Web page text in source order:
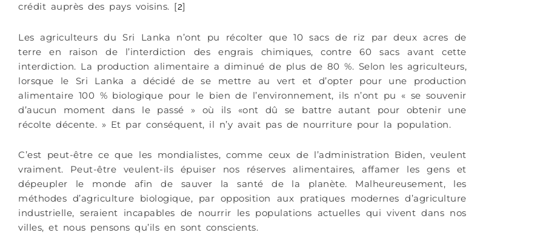
crédit auprès des pays voisins. [2]
Les agriculteurs du Sri Lanka n’ont pu récolter que 10 sacs de riz par deux acres de
terre en raison de l’interdiction des engrais chimiques, contre 60 sacs avant cette
interdiction. La production alimentaire a diminué de plus de 80 %. Selon les agriculteurs,
lorsque le Sri Lanka a décidé de se mettre au vert et d’opter pour une production
alimentaire 100 % biologique pour le bien de l’environnement, ils n’ont pu « se souvenir
d’aucun moment dans le passé » où ils «ont dû se battre autant pour obtenir une
récolte décente. » Et par conséquent, il n’y avait pas de nourriture pour la population.
C’est peut-être ce que les mondialistes, comme ceux de l’administration Biden, veulent
vraiment. Peut-être veulent-ils épuiser nos réserves alimentaires, affamer les gens et
dépeupler le monde afin de sauver la santé de la planète. Malheureusement, les
méthodes d’agriculture biologique, par opposition aux pratiques modernes d’agriculture
industrielle, seraient incapables de nourrir les populations actuelles qui vivent dans nos
villes, et nous pensons qu’ils en sont conscients.